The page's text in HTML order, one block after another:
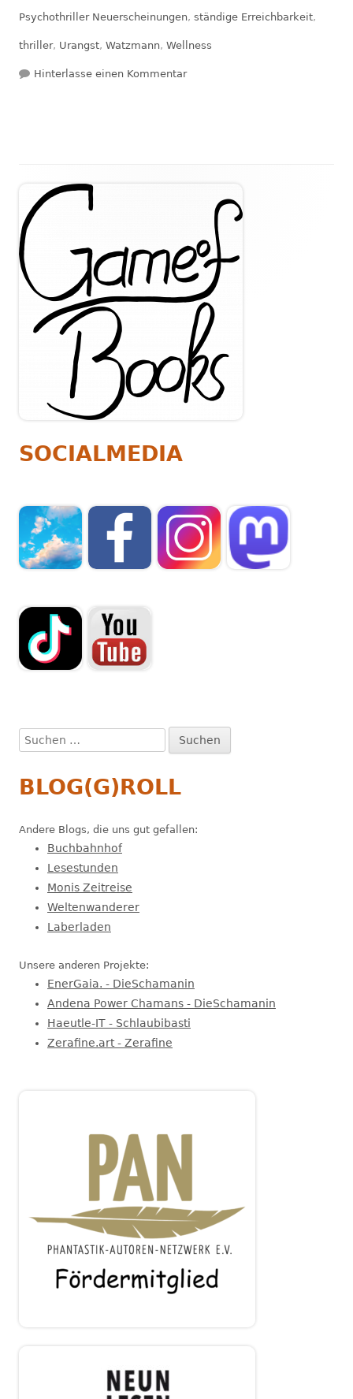
Psychothriller Neuerscheinungen, ständige Erreichbarkeit,
thriller, Urangst, Watzmann, Wellness
Hinterlasse einen Kommentarzu Rezension: Offline — Arno
Haupt-
Seitenleiste
SOCIALMEDIA
Suchen
nach:
BLOG(G)ROLL
Andere Blogs, die uns gut gefallen:
Buchbahnhof
Lesestunden
Monis Zeitreise
Weltenwanderer
Laberladen
Unsere anderen Projekte:
EnerGaia. - DieSchamanin
Andena Power Chamans - DieSchamanin
Haeutle-IT - Schlaubibasti
Zerafine.art - Zerafine